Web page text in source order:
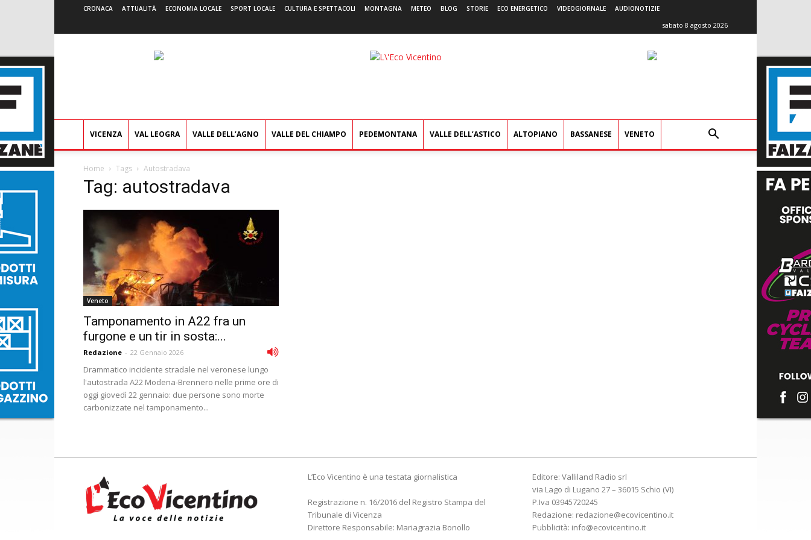
CRONACA ATTUALITÀ ECONOMIA LOCALE SPORT LOCALE CULTURA E SPETTACOLI MONTAGNA METEO BLOG STORIE ECO ENERGETICO VIDEOGIORNALE AUDIONOTIZIE
sabato 8 agosto 2026
L'Eco
VICENZA VAL LEOGRA VALLE DELL’AGNO VALLE DEL CHIAMPO PEDEMONTANA VALLE DELL’ASTICO ALTOPIANO BASSANESE VENETO
Home Tags Autostradava
Tag: autostradava
Veneto
Tamponamento in A22 fra un
furgone e un tir in sosta:...
Redazione - 22 Gennaio 2026
Drammatico incidente stradale nel veronese lungo
l'autostrada A22 Modena-Brennero nelle prime ore di
oggi giovedì 22 gennaio: due persone sono morte
carbonizzate nel tamponamento...
L’Eco Vicentino è una testata giornalistica
Registrazione n. 16/2016 del Registro Stampa del
Tribunale di Vicenza
Direttore Responsabile: Mariagrazia Bonollo
Editore: Valliland Radio srl
via Lago di Lugano 27 – 36015 Schio (VI)
P.Iva 03945720245
Redazione: redazione@ecovicentino.it
Pubblicità: info@ecovicentino.it